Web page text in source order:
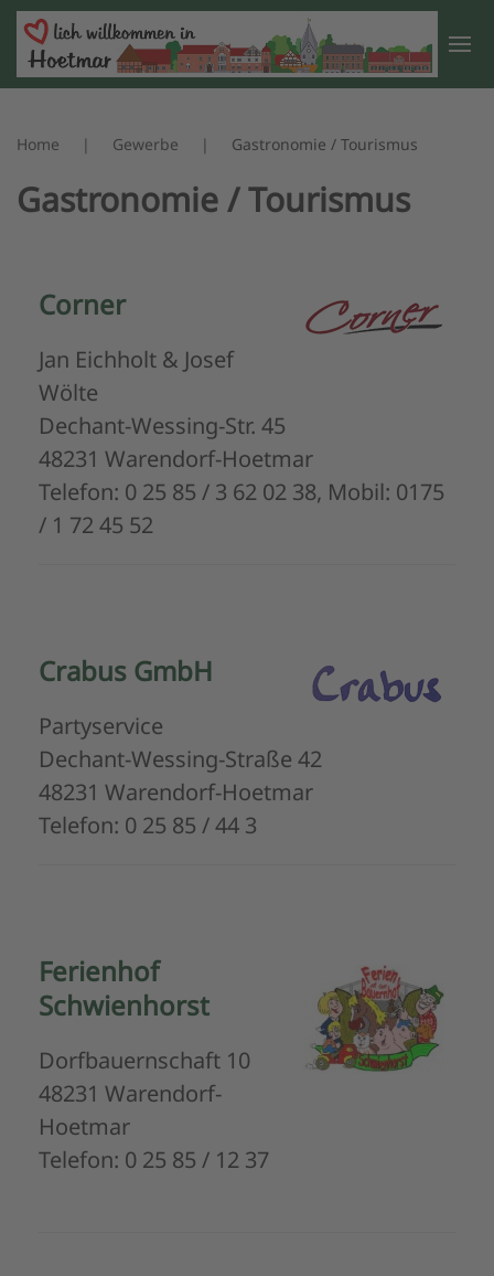
Zum Hauptinhalt springen
Home Gewerbe Gastronomie / Tourismus
Gastronomie / Tourismus
Corner
Jan Eichholt & Josef
Wölte
Dechant-Wessing-Str. 45
48231 Warendorf-Hoetmar
Telefon: 0 25 85 / 3 62 02 38, Mobil: 0175
/ 1 72 45 52
Crabus GmbH
Partyservice
Dechant-Wessing-Straße 42
48231 Warendorf-Hoetmar
Telefon: 0 25 85 / 44 3
Ferienhof
Schwienhorst
Dorfbauernschaft 10
48231 Warendorf-
Hoetmar
Telefon: 0 25 85 / 12 37